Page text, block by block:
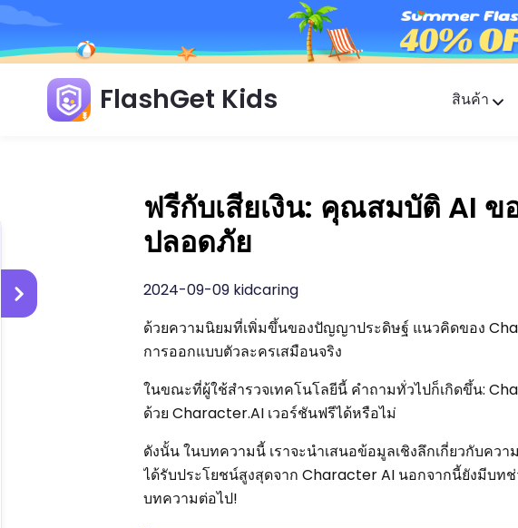
FlashGet Kids สินค้า
ฟรีกับเสียเงิน: คุณสมบัติ AI ข
ปลอดภัย
2024-09-09 kidcaring
ด้วยความนิยมที่เพิ่มขึ้นของปัญญาประดิษฐ์ แนวคิดของ
การออกแบบตัวละครเสมือนจริง
ในขณะที่ผู้ใช้สำรวจเทคโนโลยีนี้ คำถามทั่วไปก็เกิดขึ้น:
ด้วย Character.AI เวอร์ชันฟรีได้หรือไม่
ดังนั้น ในบทความนี้ เราจะนำเสนอข้อมูลเชิงลึกเกี่ยวกับค
ได้รับประโยชน์สูงสุดจาก Character AI นอกจากนี้ยังมีบท
บทความต่อไป!